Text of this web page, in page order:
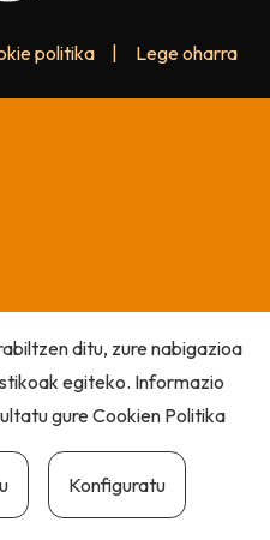
politika Lege oharra
ditu, zure nabigazioa
egiteko. Informazio
gureCookien Politika
Konfiguratu